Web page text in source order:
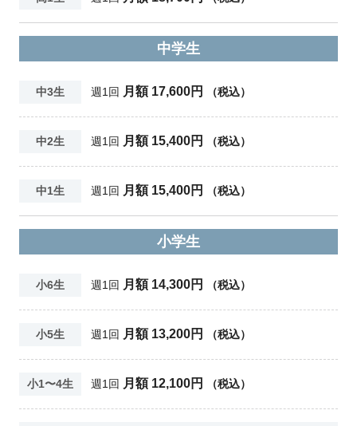
中学生
中3生 週1回 月額 17,600円 （税込）
中2生 週1回 月額 15,400円 （税込）
中1生 週1回 月額 15,400円 （税込）
小学生
小6生 週1回 月額 14,300円 （税込）
小5生 週1回 月額 13,200円 （税込）
小1〜4生 週1回 月額 12,100円 （税込）